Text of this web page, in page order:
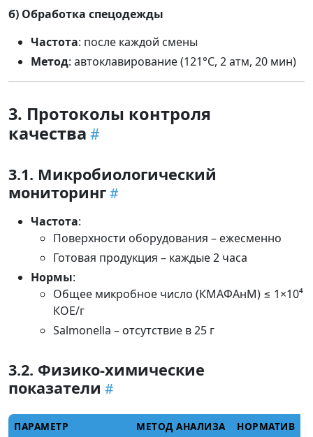
б) Обработка спецодежды
Частота: после каждой смены
Метод: автоклавирование (121°C, 2 атм, 20 мин)
3. Протоколы контроля
качества
3.1. Микробиологический
мониторинг
Частота:
Поверхности оборудования – ежесменно
Готовая продукция – каждые 2 часа
Нормы:
Общее микробное число (КМАФАнМ) ≤ 1×10⁴
КОЕ/г
Salmonella – отсутствие в 25 г
3.2. Физико-химические
показатели
ПАРАМЕТР МЕТОД АНАЛИЗА НОРМАТИВ